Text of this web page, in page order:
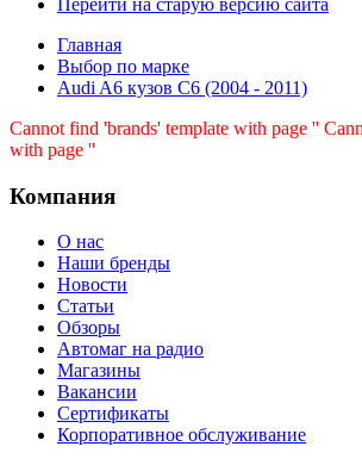
Перейти на старую версию сайта
Главная
Выбор по марке
Audi A6 кузов C6 (2004 - 2011)
Cannot find 'brands' template with page ''
with page ''
Компания
О нас
Наши бренды
Новости
Статьи
Обзоры
Автомаг на радио
Магазины
Вакансии
Сертификаты
Корпоративное обслуживание